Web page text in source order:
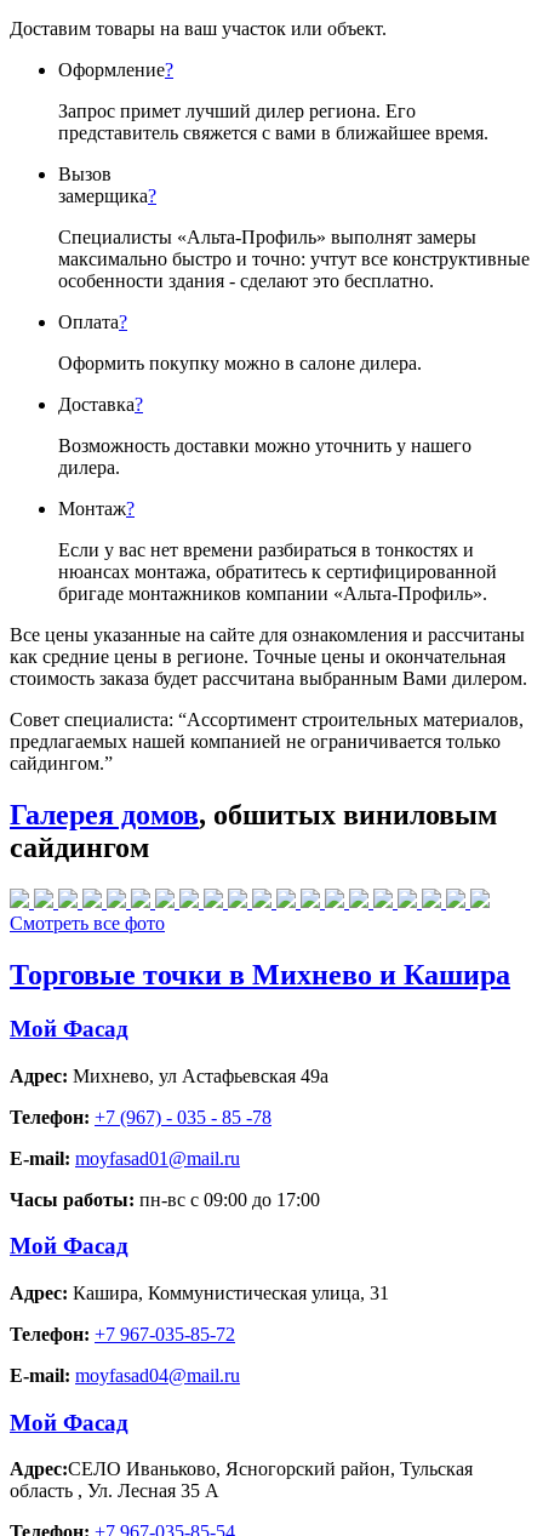
Доставим товары на ваш участок или объект.
Оформление?
Запрос примет лучший дилер региона. Его
представитель свяжется с вами в ближайшее время.
Вызов
замерщика?
Специалисты «Альта-Профиль» выполнят замеры
максимально быстро и точно: учтут все конструктивные
особенности здания - сделают это бесплатно.
Оплата?
Оформить покупку можно в салоне дилера.
Доставка?
Возможность доставки можно уточнить у нашего
дилера.
Монтаж?
Если у вас нет времени разбираться в тонкостях и
нюансах монтажа, обратитесь к сертифицированной
бригаде монтажников компании «Альта-Профиль».
Все цены указанные на сайте для ознакомления и рассчитаны
как средние цены в регионе. Точные цены и окончательная
стоимость заказа будет рассчитана выбранным Вами дилером.
Совет специалиста: “Ассортимент строительных материалов,
предлагаемых нашей компанией не ограничивается только
сайдингом.”
Галерея домов, обшитых виниловым
сайдингом
Смотреть все фото
Торговые точки в Михнево и Кашира
Мой Фасад
Адрес: Михнево, ул Астафьевская 49а
Телефон: +7 (967) - 035 - 85 -78
E-mail: moyfasad01@mail.ru
Часы работы: пн-вс с 09:00 до 17:00
Мой Фасад
Адрес: Кашира, Коммунистическая улица, 31
Телефон: +7 967-035-85-72
E-mail: moyfasad04@mail.ru
Мой Фасад
Адрес:СЕЛО Иваньково, Ясногорский район, Тульская
область , Ул. Лесная 35 А